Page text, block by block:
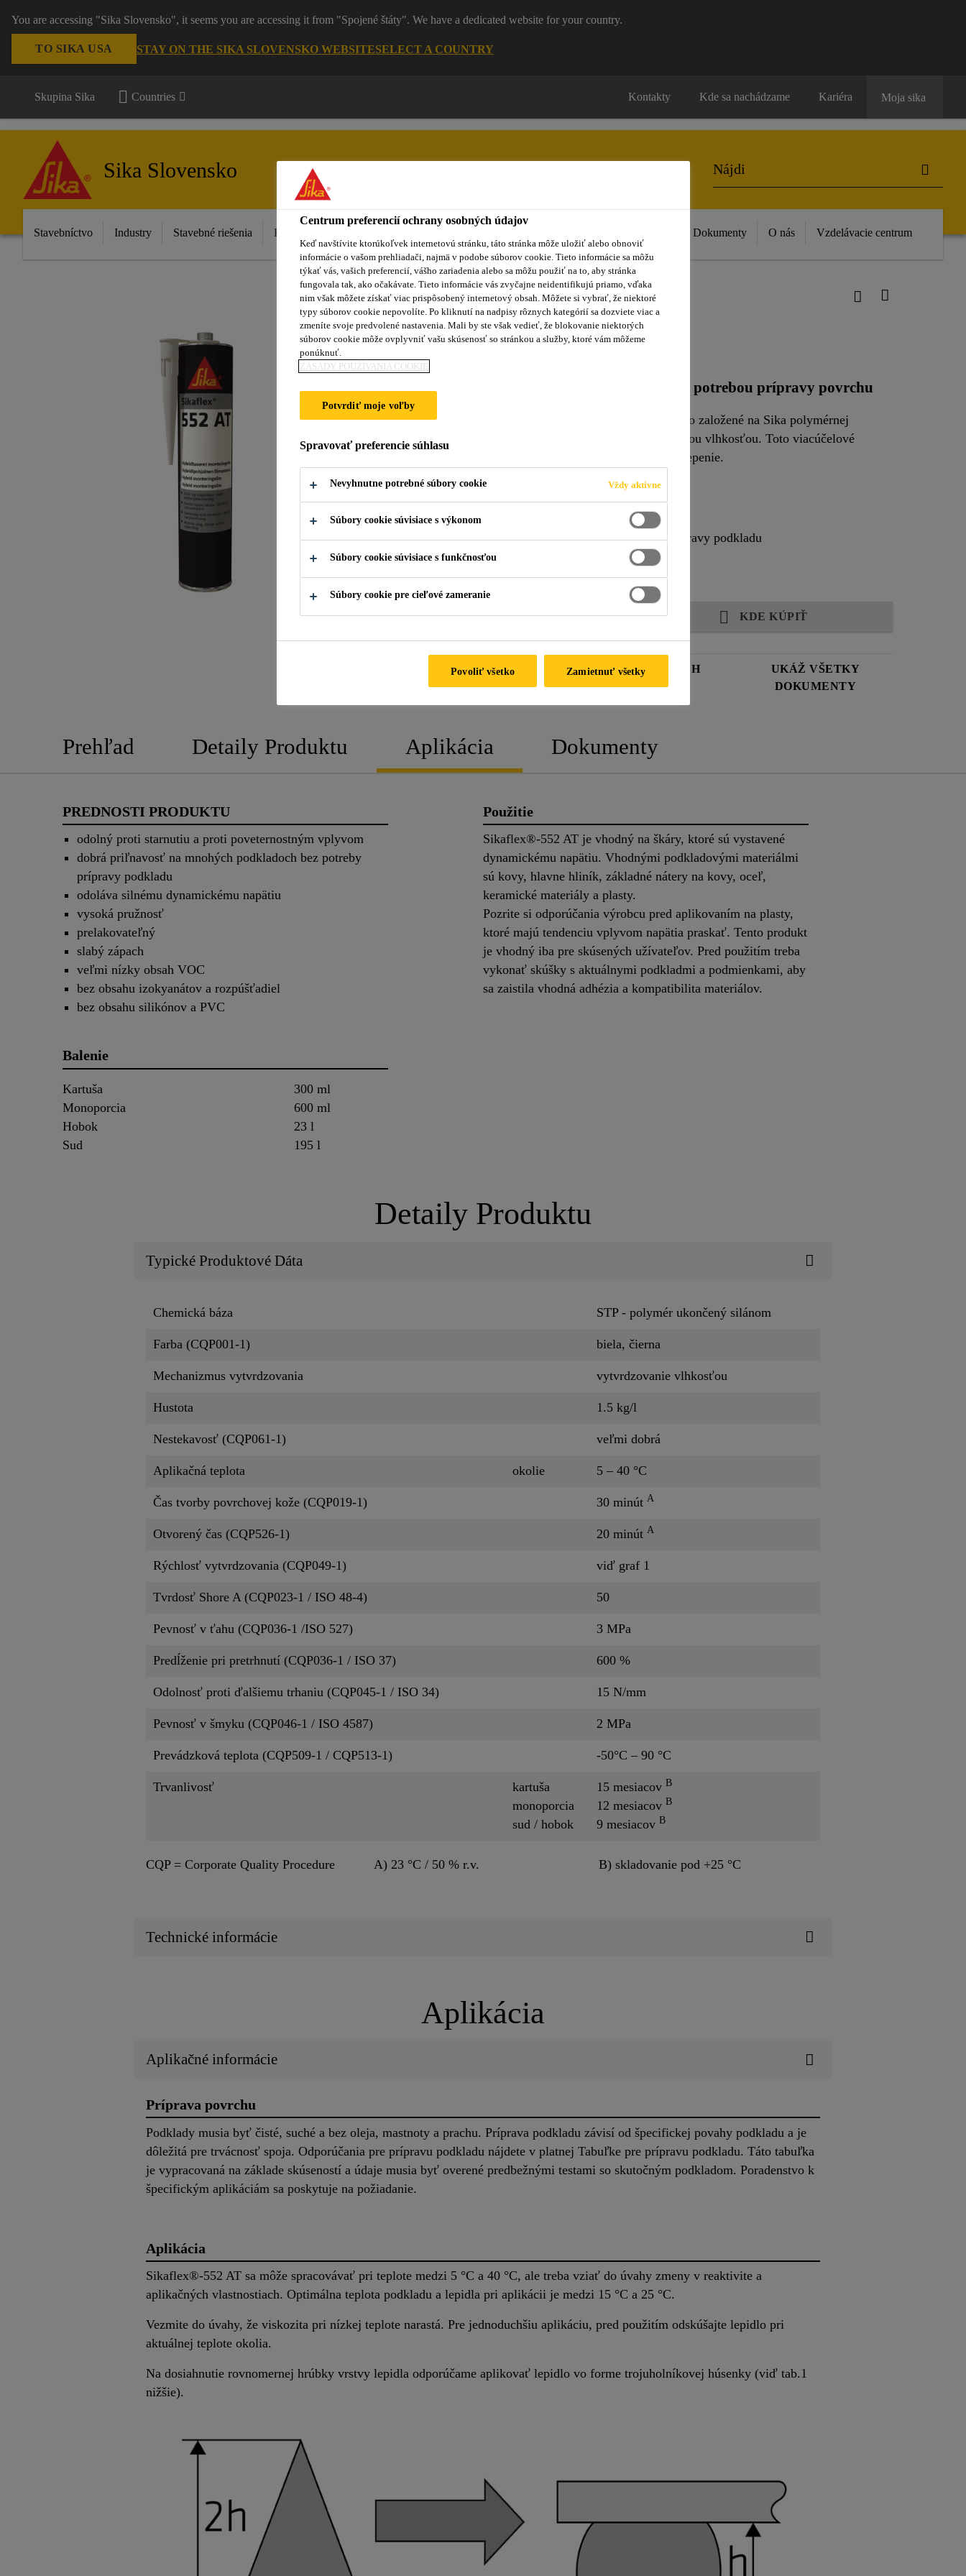
You are accessing "Sika Slovensko", it seems you are accessing it from "Spojené štáty". We have a dedicated website for your country.
TO SIKA USA STAY ON THE SIKA SLOVENSKO WEBSITESELECT A COUNTRY
Skupina Sika Countries Kontakty Kde sa nachádzame Kariéra Moja sika
Sika Slovensko
Stavebníctvo Industry Stavebné riešenia Katalóg produktov Dokumenty O nás Vzdelávacie centrum
Sikaflex®-552 AT
Vysoko kvalitné STP montážne lepidlo so zníženou potrebou prípravy povrchu
Sikaflex®-552 AT je vysoko kvalitné, pružné, montážne lepidlo založené na Sika polymérnej
technológii ukončenej silánom (STP), ktorý vytvrdzuje vzdušnou vlhkosťou. Toto viacúčelové
odolný proti starnutiu a proti poveternostným vplyvom
dobrá priľnavosť na mnohých podkladoch bez potreby prípravy podkladu
odoláva silnému dynamickému napätiu
KONTAKTUJTE NÁS KDE KÚPIŤ
PRODUKTOVÝ
LIST
KARTA BEZPEČNOSTNÝCH
ÚDAJOV
UKÁŽ VŠETKY
DOKUMENTY
Prehľad Detaily Produktu Aplikácia Dokumenty
PREDNOSTI PRODUKTU
odolný proti starnutiu a proti poveternostným vplyvom
dobrá priľnavosť na mnohých podkladoch bez potreby
prípravy podkladu
odoláva silnému dynamickému napätiu
vysoká pružnosť
prelakovateľný
slabý zápach
veľmi nízky obsah VOC
bez obsahu izokyanátov a rozpúšťadiel
bez obsahu silikónov a PVC
Použitie
Sikaflex®-552 AT je vhodný na škáry, ktoré sú vystavené
dynamickému napätiu. Vhodnými podkladovými materiálmi
sú kovy, hlavne hliník, základné nátery na kovy, oceľ,
keramické materiály a plasty.
Pozrite si odporúčania výrobcu pred aplikovaním na plasty,
ktoré majú tendenciu vplyvom napätia praskať. Tento produkt
je vhodný iba pre skúsených užívateľov. Pred použitím treba
vykonať skúšky s aktuálnymi podkladmi a podmienkami, aby
sa zaistila vhodná adhézia a kompatibilita materiálov.
Balenie
Kartuša
Monoporcia
Hobok
Sud
300 ml
600 ml
23 l
195 l
Detaily Produktu
Typické Produktové Dáta
Chemická báza STP - polymér ukončený silánom
Farba (CQP001-1) biela, čierna
Mechanizmus vytvrdzovania vytvrdzovanie vlhkosťou
Hustota 1.5 kg/l
Nestekavosť (CQP061-1) veľmi dobrá
Aplikačná teplota okolie 5 – 40 °C
Čas tvorby povrchovej kože (CQP019-1) 30 minút A
Otvorený čas (CQP526-1) 20 minút A
Rýchlosť vytvrdzovania (CQP049-1) viď graf 1
Tvrdosť Shore A (CQP023-1 / ISO 48-4) 50
Pevnosť v ťahu (CQP036-1 /ISO 527) 3 MPa
Predĺženie pri pretrhnutí (CQP036-1 / ISO 37) 600 %
Odolnosť proti ďalšiemu trhaniu (CQP045-1 / ISO 34) 15 N/mm
Pevnosť v šmyku (CQP046-1 / ISO 4587) 2 MPa
Prevádzková teplota (CQP509-1 / CQP513-1) -50°C – 90 °C
Trvanlivosť
kartuša
monoporcia
sud / hobok
15 mesiacov B
12 mesiacov B
9 mesiacov B
CQP = Corporate Quality Procedure A) 23 °C / 50 % r.v. B) skladovanie pod +25 °C
Technické informácie
Aplikácia
Aplikačné informácie
Príprava povrchu
Podklady musia byť čisté, suché a bez oleja, mastnoty a prachu. Príprava podkladu závisí od špecifickej povahy podkladu a je
dôležitá pre trvácnosť spoja. Odporúčania pre prípravu podkladu nájdete v platnej Tabuľke pre prípravu podkladu. Táto tabuľka
je vypracovaná na základe skúseností a údaje musia byť overené predbežnými testami so skutočným podkladom. Poradenstvo k
špecifickým aplikáciám sa poskytuje na požiadanie.
Aplikácia
Sikaflex®-552 AT sa môže spracovávať pri teplote medzi 5 °C a 40 °C, ale treba vziať do úvahy zmeny v reaktivite a
aplikačných vlastnostiach. Optimálna teplota podkladu a lepidla pri aplikácii je medzi 15 °C a 25 °C.
Vezmite do úvahy, že viskozita pri nízkej teplote narastá. Pre jednoduchšiu aplikáciu, pred použitím odskúšajte lepidlo pri
aktuálnej teplote okolia.
Na dosiahnutie rovnomernej hrúbky vrstvy lepidla odporúčame aplikovať lepidlo vo forme trojuholníkovej húsenky (viď tab.1
nižšie).
Centrum preferencií ochrany osobných údajov
Keď navštívite ktorúkoľvek internetovú stránku, táto stránka môže uložiť alebo obnoviť
informácie o vašom prehliadači, najmä v podobe súborov cookie. Tieto informácie sa môžu
týkať vás, vašich preferencií, vášho zariadenia alebo sa môžu použiť na to, aby stránka
fungovala tak, ako očakávate. Tieto informácie vás zvyčajne neidentifikujú priamo, vďaka
nim však môžete získať viac prispôsobený internetový obsah. Môžete si vybrať, že niektoré
typy súborov cookie nepovolíte. Po kliknutí na nadpisy rôznych kategórií sa dozviete viac a
zmeníte svoje predvolené nastavenia. Mali by ste však vedieť, že blokovanie niektorých
súborov cookie môže ovplyvniť vašu skúsenosť so stránkou a služby, ktoré vám môžeme
ponúknuť.
ZÁSADY POUŽÍVANIA COOKIE
Potvrdiť moje voľby
Spravovať preferencie súhlasu
Nevyhnutne potrebné súbory cookie Vždy aktívne
Súbory cookie súvisiace s výkonom
Súbory cookie súvisiace s funkčnosťou
Súbory cookie pre cieľové zameranie
Zamietnuť všetky
Povoliť všetko